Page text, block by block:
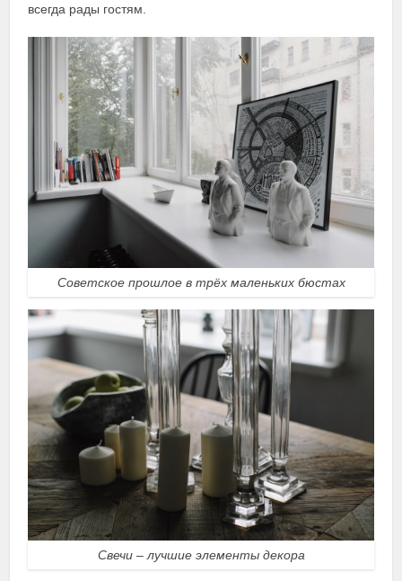
всегда рады гостям.
Советское прошлое в трёх маленьких бюстах
Свечи – лучшие элементы декора